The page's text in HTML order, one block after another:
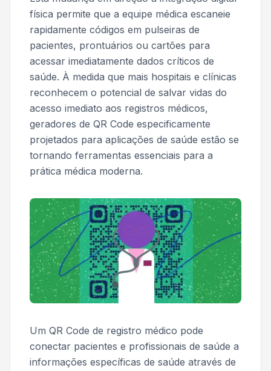
física permite que a equipe médica escaneie
rapidamente códigos em pulseiras de
pacientes, prontuários ou cartões para
acessar imediatamente dados críticos de
saúde. À medida que mais hospitais e clínicas
reconhecem o potencial de salvar vidas do
acesso imediato aos registros médicos,
geradores de QR Code especificamente
projetados para aplicações de saúde estão se
tornando ferramentas essenciais para a
prática médica moderna.
Um QR Code de registro médico pode
conectar pacientes e profissionais de saúde a
informações específicas de saúde através de